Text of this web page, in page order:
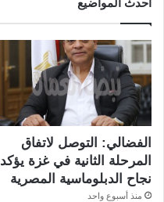
أحدث المواضيع
الفضالي: التوصل لاتفاق
المرحلة الثانية في غزة يؤكد
نجاح الدبلوماسية المصرية
منذ أسبوع واحد